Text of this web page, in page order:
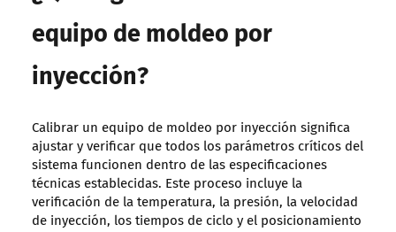
equipo de moldeo por
inyección?
Calibrar un equipo de moldeo por inyección significa
ajustar y verificar que todos los parámetros críticos del
sistema funcionen dentro de las especificaciones
técnicas establecidas. Este proceso incluye la
verificación de la temperatura, la presión, la velocidad
de inyección, los tiempos de ciclo y el posicionamiento